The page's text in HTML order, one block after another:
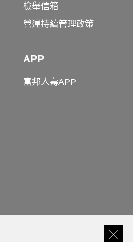
檢舉信箱
營運持續管理政策
APP
富邦人壽APP